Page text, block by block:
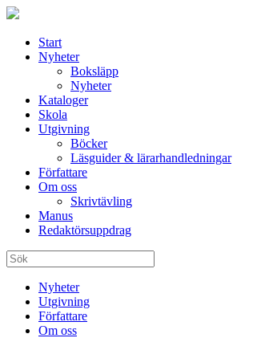
Start
Nyheter
Boksläpp
Nyheter
Kataloger
Skola
Utgivning
Böcker
Läsguider & lärarhandledningar
Författare
Om oss
Skrivtävling
Manus
Redaktörsuppdrag
Nyheter
Utgivning
Författare
Om oss